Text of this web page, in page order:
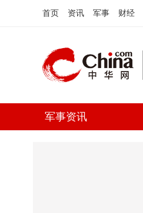
首页 资讯 军事 财经
军事资讯